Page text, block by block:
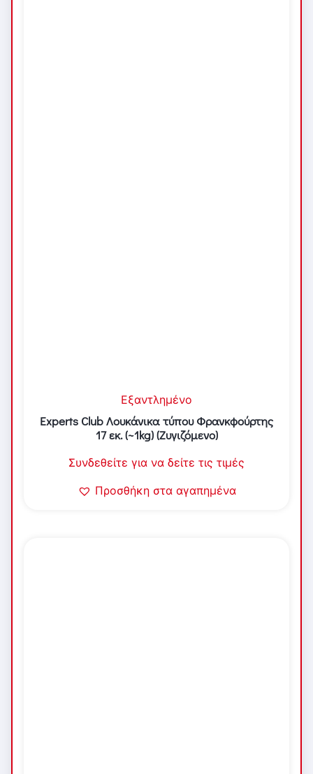
Εξαντλημένο
Experts Club Λουκάνικα τύπου Φρανκφούρτης
17 εκ. (~1kg) (Ζυγιζόμενο)
Συνδεθείτε για να δείτε τις τιμές
Προσθήκη στα αγαπημένα